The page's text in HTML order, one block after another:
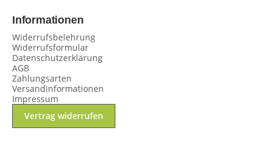
Informationen
Widerrufsbelehrung
Widerrufsformular
Datenschutzerklärung
AGB
Zahlungsarten
Versandinformationen
Impressum
Vertrag widerrufen